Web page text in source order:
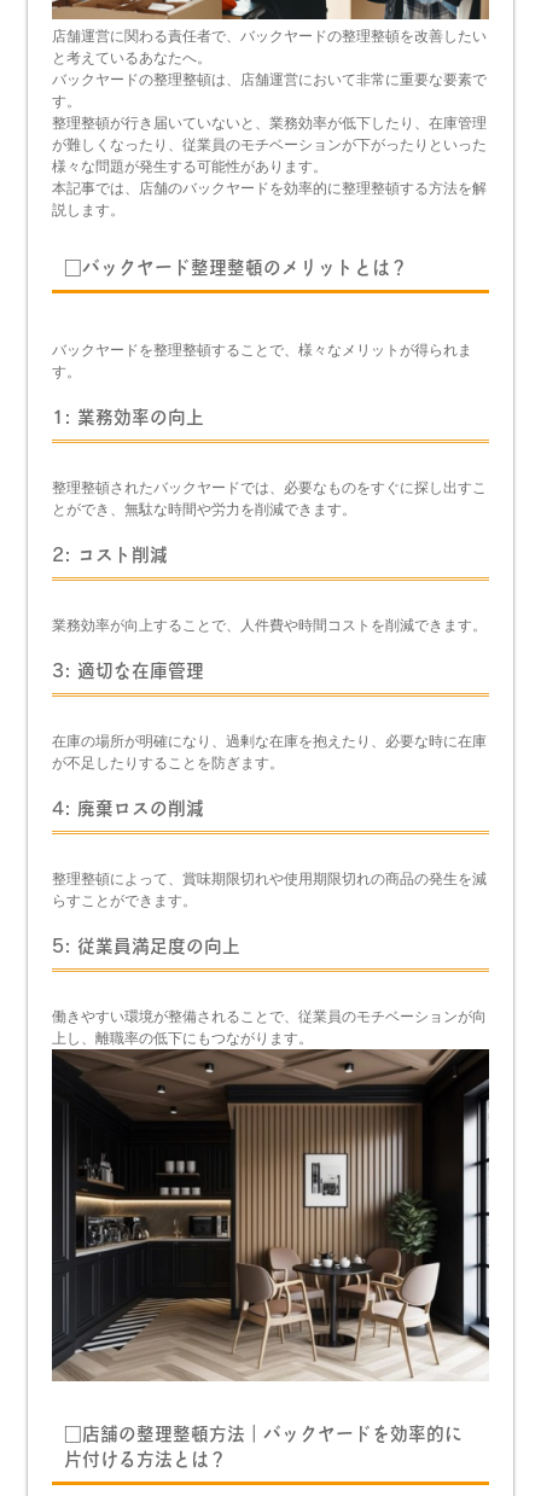
店舗運営に関わる責任者で、バックヤードの整理整頓を改善したい
と考えているあなたへ。
バックヤードの整理整頓は、店舗運営において非常に重要な要素で
す。
整理整頓が行き届いていないと、業務効率が低下したり、在庫管理
が難しくなったり、従業員のモチベーションが下がったりといった
様々な問題が発生する可能性があります。
本記事では、店舗のバックヤードを効率的に整理整頓する方法を解
説します。
□バックヤード整理整頓のメリットとは？
バックヤードを整理整頓することで、様々なメリットが得られま
す。
1: 業務効率の向上
整理整頓されたバックヤードでは、必要なものをすぐに探し出すこ
とができ、無駄な時間や労力を削減できます。
2: コスト削減
業務効率が向上することで、人件費や時間コストを削減できます。
3: 適切な在庫管理
在庫の場所が明確になり、過剰な在庫を抱えたり、必要な時に在庫
が不足したりすることを防ぎます。
4: 廃棄ロスの削減
整理整頓によって、賞味期限切れや使用期限切れの商品の発生を減
らすことができます。
5: 従業員満足度の向上
働きやすい環境が整備されることで、従業員のモチベーションが向
上し、離職率の低下にもつながります。
□店舗の整理整頓方法｜バックヤードを効率的に
片付ける方法とは？